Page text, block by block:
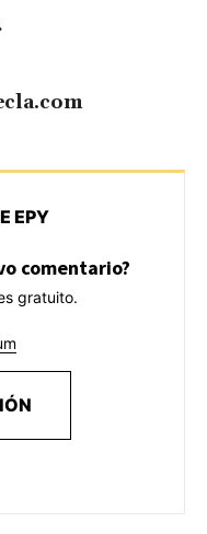
EPY
comentario?
gratuito.